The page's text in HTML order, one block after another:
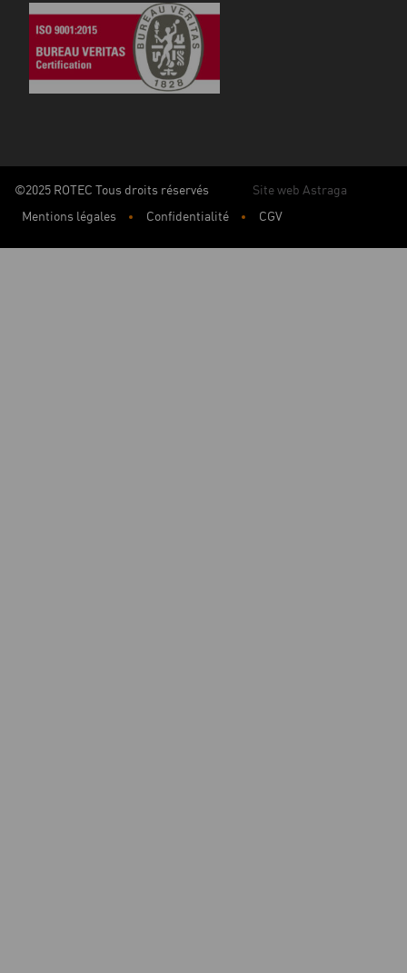
©2025 ROTEC Tous droits réservés
Site web Astraga
Mentions légales
Confidentialité CGV